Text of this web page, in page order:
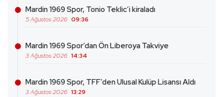
Mardin 1969 Spor, Tonio Teklic’i kiraladı
5 Ağustos 2026 09:36
Mardin 1969 Spor’dan Ön Liberoya Takviye
3 Ağustos 2026 14:34
Mardin 1969 Spor, TFF’den Ulusal Kulüp Lisansı Aldı
3 Ağustos 2026 13:29